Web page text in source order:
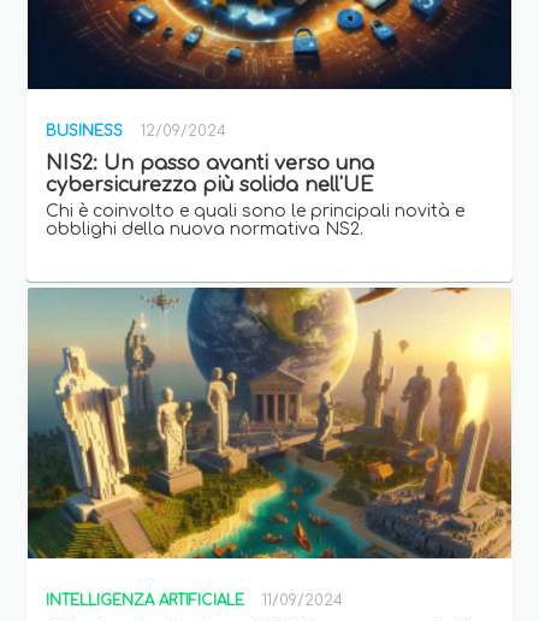
BUSINESS 12/09/2024
NIS2: Un passo avanti verso una
cybersicurezza più solida nell'UE
Chi è coinvolto e quali sono le principali novità e
obblighi della nuova normativa NS2.
INTELLIGENZA ARTIFICIALE 11/09/2024